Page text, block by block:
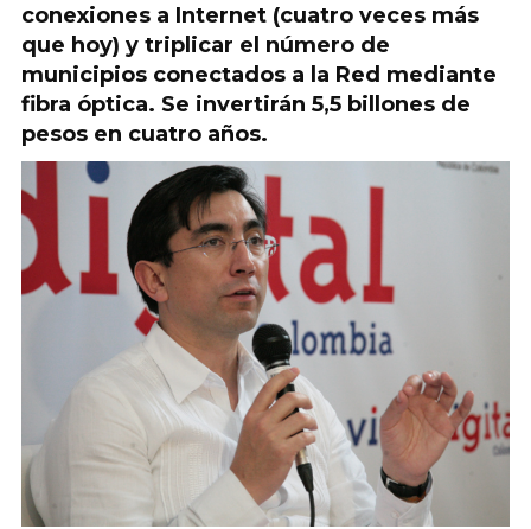
conexiones a Internet (cuatro veces más
que hoy) y triplicar el número de
municipios conectados a la Red mediante
fibra óptica. Se invertirán 5,5 billones de
pesos en cuatro años.